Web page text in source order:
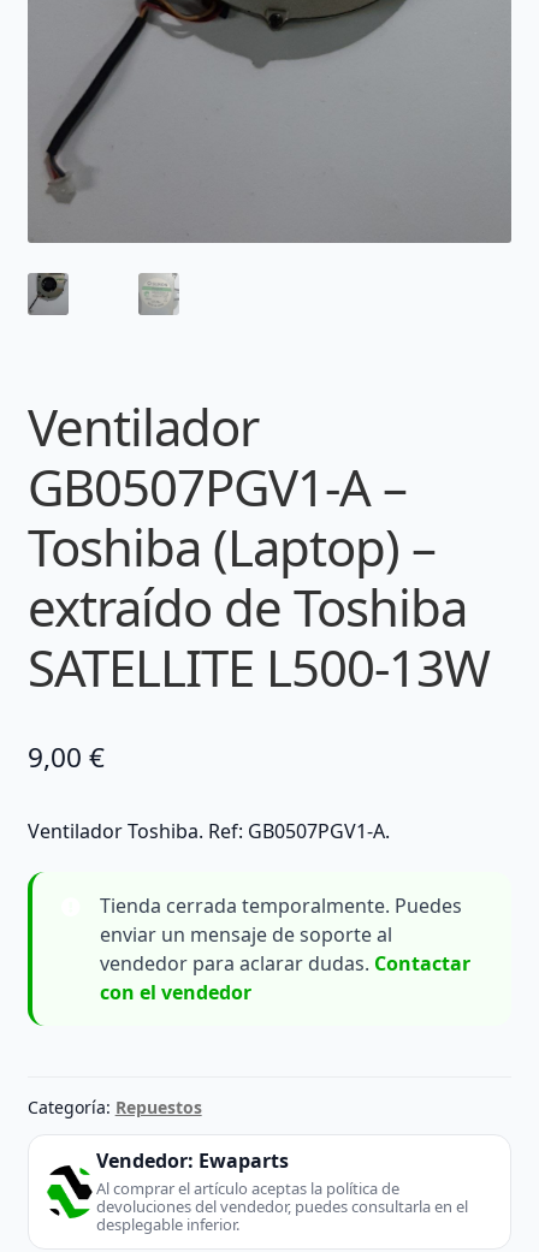
Ventilador
GB0507PGV1-A –
Toshiba (Laptop) –
extraído de Toshiba
SATELLITE L500-13W
9,00 €
Ventilador Toshiba. Ref: GB0507PGV1-A.
Tienda cerrada temporalmente. Puedes
enviar un mensaje de soporte al
vendedor para aclarar dudas. Contactar
con el vendedor
Categoría: Repuestos
Vendedor: Ewaparts
Al comprar el artículo aceptas la política de
devoluciones del vendedor, puedes consultarla en el
desplegable inferior.